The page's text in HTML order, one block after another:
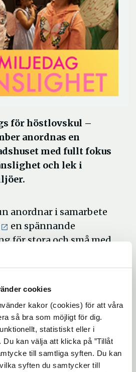
cookies
kakor (cookies) för att våra
så bra som möjligt för dig.
statistiskt eller i
kan välja att klicka på ”Tillåt
till samtliga syften. Du kan
syften du samtycker till
för höstlovskul –
anordnas en
med fullt fokus
och lek i
anordnar i samarbete
en spännande
för stora och små med
miljöer och
lek där alla kan vara
är varmt välkomna att
utställningen. Väl på
in i lekens magiska värld
vuxna får möjlighet att
olika rum för att ta